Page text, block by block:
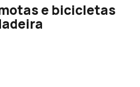
e bicicletas